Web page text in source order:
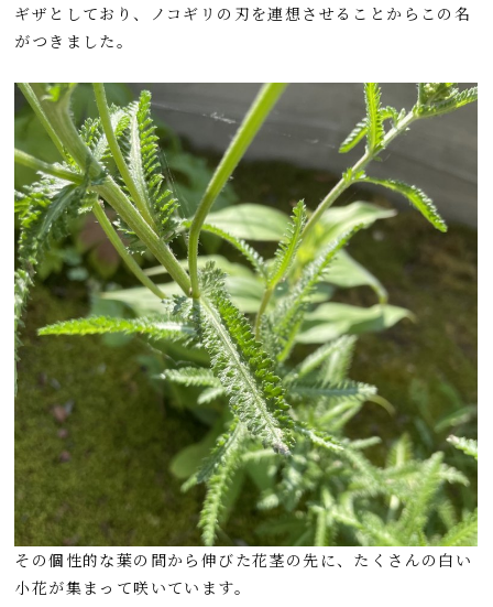
ギザとしており、ノコギリの刃を連想させることからこの名
がつきました。
その個性的な葉の間から伸びた花茎の先に、たくさんの白い
小花が集まって咲いています。